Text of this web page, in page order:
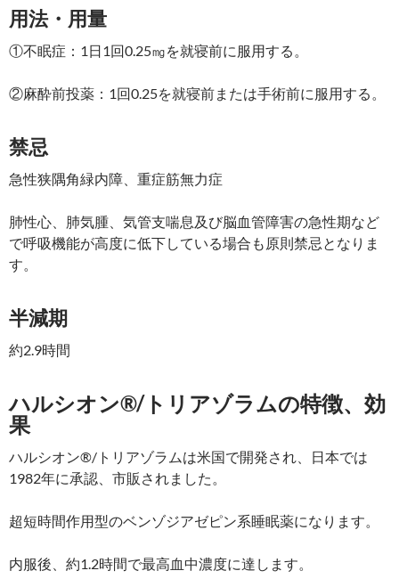
用法・用量
①不眠症：1日1回0.25㎎を就寝前に服用する。
②麻酔前投薬：1回0.25を就寝前または手術前に服用する。
禁忌
急性狭隅角緑内障、重症筋無力症
肺性心、肺気腫、気管支喘息及び脳血管障害の急性期など
で呼吸機能が高度に低下している場合も原則禁忌となりま
す。
半減期
約2.9時間
ハルシオン®/トリアゾラムの特徴、効
果
ハルシオン®/トリアゾラムは米国で開発され、日本では
1982年に承認、市販されました。
超短時間作用型のベンゾジアゼピン系睡眠薬になります。
内服後、約1.2時間で最高血中濃度に達します。